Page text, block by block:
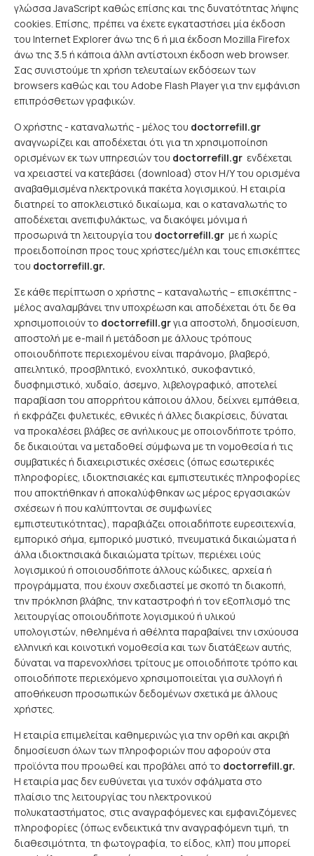
γλώσσα JavaScript καθώς επίσης και της δυνατότητας λήψης
cookies. Επίσης, πρέπει να έχετε εγκαταστήσει μία έκδοση
του Internet Explorer άνω της 6 ή μια έκδοση Mozilla Firefox
άνω της 3.5 ή κάποια άλλη αντίστοιχη έκδοση web browser.
Σας συνιστούμε τη χρήση τελευταίων εκδόσεων των
browsers καθώς και του Adobe Flash Player για την εμφάνιση
επιπρόσθετων γραφικών.
Ο χρήστης - καταναλωτής - μέλος του doctorrefill.gr
αναγνωρίζει και αποδέχεται ότι για τη χρησιμοποίηση
ορισμένων εκ των υπηρεσιών του doctorrefill.gr ενδέχεται
να χρειαστεί να κατεβάσει (download) στον Η/Υ του ορισμένα
αναβαθμισμένα ηλεκτρονικά πακέτα λογισμικού. Η εταιρία
διατηρεί το αποκλειστικό δικαίωμα, και ο καταναλωτής το
αποδέχεται ανεπιφυλάκτως, να διακόψει μόνιμα ή
προσωρινά τη λειτουργία του doctorrefill.gr με ή χωρίς
προειδοποίηση προς τους χρήστες/μέλη και τους επισκέπτες
του doctorrefill.gr.
Σε κάθε περίπτωση ο χρήστης – καταναλωτής – επισκέπτης -
μέλος αναλαμβάνει την υποχρέωση και αποδέχεται ότι δε θα
χρησιμοποιούν το doctorrefill.grγια αποστολή, δημοσίευση,
αποστολή με e-mail ή μετάδοση με άλλους τρόπους
οποιουδήποτε περιεχομένου είναι παράνομο, βλαβερό,
απειλητικό, προσβλητικό, ενοχλητικό, συκοφαντικό,
δυσφημιστικό, χυδαίο, άσεμνο, λιβελογραφικό, αποτελεί
παραβίαση του απορρήτου κάποιου άλλου, δείχνει εμπάθεια,
ή εκφράζει φυλετικές, εθνικές ή άλλες διακρίσεις, δύναται
να προκαλέσει βλάβες σε ανήλικους με οποιονδήποτε τρόπο,
δε δικαιούται να μεταδοθεί σύμφωνα με τη νομοθεσία ή τις
συμβατικές ή διαχειριστικές σχέσεις (όπως εσωτερικές
πληροφορίες, ιδιοκτησιακές και εμπιστευτικές πληροφορίες
που αποκτήθηκαν ή αποκαλύφθηκαν ως μέρος εργασιακών
σχέσεων ή που καλύπτονται σε συμφωνίες
εμπιστευτικότητας), παραβιάζει οποιαδήποτε ευρεσιτεχνία,
εμπορικό σήμα, εμπορικό μυστικό, πνευματικά δικαιώματα ή
άλλα ιδιοκτησιακά δικαιώματα τρίτων, περιέχει ιούς
λογισμικού ή οποιουσδήποτε άλλους κώδικες, αρχεία ή
προγράμματα, που έχουν σχεδιαστεί με σκοπό τη διακοπή,
την πρόκληση βλάβης, την καταστροφή ή τον εξοπλισμό της
λειτουργίας οποιουδήποτε λογισμικού ή υλικού
υπολογιστών, ηθελημένα ή αθέλητα παραβαίνει την ισχύουσα
ελληνική και κοινοτική νομοθεσία και των διατάξεων αυτής,
δύναται να παρενοχλήσει τρίτους με οποιοδήποτε τρόπο και
οποιοδήποτε περιεχόμενο χρησιμοποιείται για συλλογή ή
αποθήκευση προσωπικών δεδομένων σχετικά με άλλους
χρήστες.
Η εταιρία επιμελείται καθημερινώς για την ορθή και ακριβή
δημοσίευση όλων των πληροφοριών που αφορούν στα
προϊόντα που προωθεί και προβάλει από το doctorrefill.gr.
Η εταιρία μας δεν ευθύνεται για τυχόν σφάλματα στο
πλαίσιο της λειτουργίας του ηλεκτρονικού
πολυκαταστήματος, στις αναγραφόμενες και εμφανιζόμενες
πληροφορίες (όπως ενδεικτικά την αναγραφόμενη τιμή, τη
διαθεσιμότητα, τη φωτογραφία, το είδος, κλπ) που μπορεί